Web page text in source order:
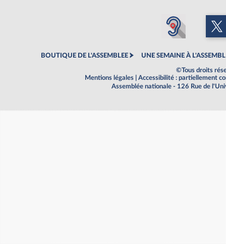
BOUTIQUE DE L'ASSEMBLEE UNE SEMAINE À
©Tous droits
Mentions légales
Accessibilité : partiellement
Assemblée nationale - 126 Rue de